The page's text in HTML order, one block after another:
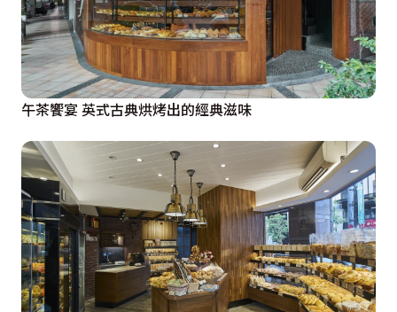
午茶饗宴 英式古典烘烤出的經典滋味